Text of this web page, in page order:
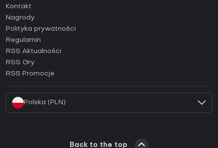
Poradniki
Jak aktywować klucz Steam (CD Key)?
Jak aktywować klucz Epic Games (CD Key)?
Jak aktywować klucz GOG (CD Key)?
Jak aktywować klucz Ubisoft Connect (CD Key)?
Jak aktywować klucz EA App (CD Key)?
Kontakt
Nagrody
Polityka prywatności
Regulamin
RSS Aktualności
RSS Gry
RSS Promocje
Polska (PLN)
Back to the top